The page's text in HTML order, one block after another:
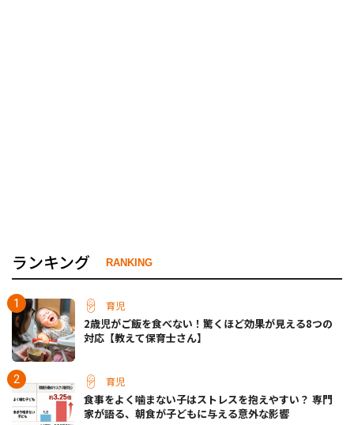
ランキング RANKING
育児
2歳児がご飯を食べない！驚くほど効果が見える8つの
対応【教えて保育士さん】
育児
食事をよく噛まない子はストレスを抱えやすい？ 専門
家が語る、朝食が子どもに与える意外な影響